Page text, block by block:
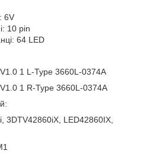
6V
10 pin
64 LED
1 L-Type 3660L-0374A
1 R-Type 3660L-0374A
3DTV42860iX, LED42860IX,